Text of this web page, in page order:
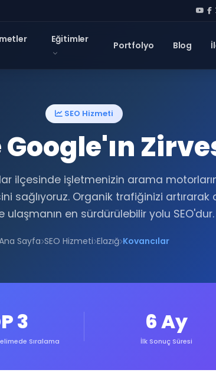
Eğitimler
Portfolyo Blog
SEO Hizmeti
ilçesinde işletmenizin arama
sağlıyoruz. Organik trafiğinizi
ulaşmanın en sürdürülebilir yolu SEO'dur.
Sayfa SEO Hizmeti Elazığ Kovancılar
3
Sıralama
6 Ay
İlk Sonuç Süresi